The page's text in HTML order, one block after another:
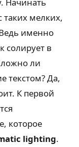
таких мелких,
именно
солирует в
ли
текстом? Да,
К первой
которое
lighting.